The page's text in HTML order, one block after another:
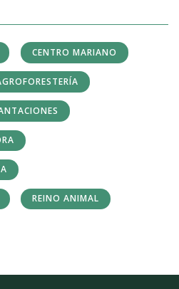
CENTRO MARIANO
REINO ANIMAL